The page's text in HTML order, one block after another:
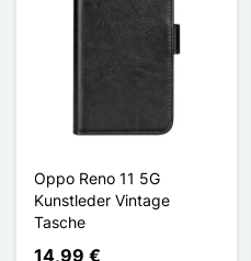
Oppo Reno 11 5G
Kunstleder Vintage
Tasche
14,99 €